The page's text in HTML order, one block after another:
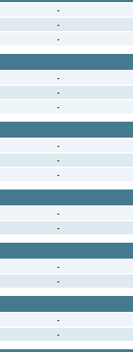
-
-
-
-
-
-
-
-
-
-
-
-
-
-
-